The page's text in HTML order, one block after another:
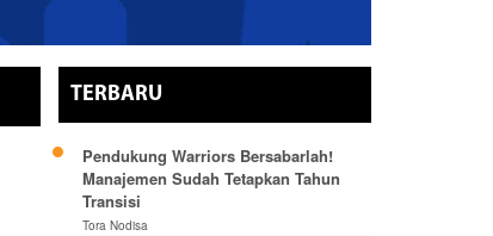
TERBARU
Pendukung Warriors Bersabarlah!
Manajemen Sudah Tetapkan Tahun
Transisi
Tora Nodisa